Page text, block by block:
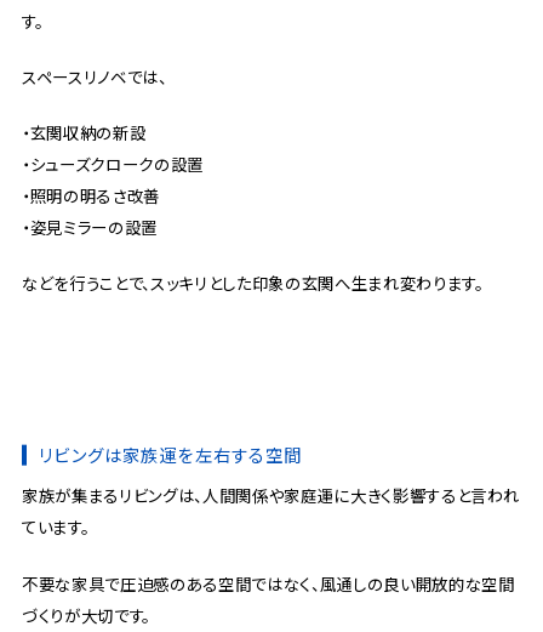
す。
スペースリノベでは、
・玄関収納の新設
・シューズクロークの設置
・照明の明るさ改善
・姿見ミラーの設置
などを行うことで、スッキリとした印象の玄関へ生まれ変わります。
リビングは家族運を左右する空間
家族が集まるリビングは、人間関係や家庭運に大きく影響すると言われ
ています。
不要な家具で圧迫感のある空間ではなく、風通しの良い開放的な空間
づくりが大切です。